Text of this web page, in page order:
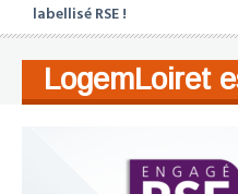
labellisé RSE !
LogemLoiret